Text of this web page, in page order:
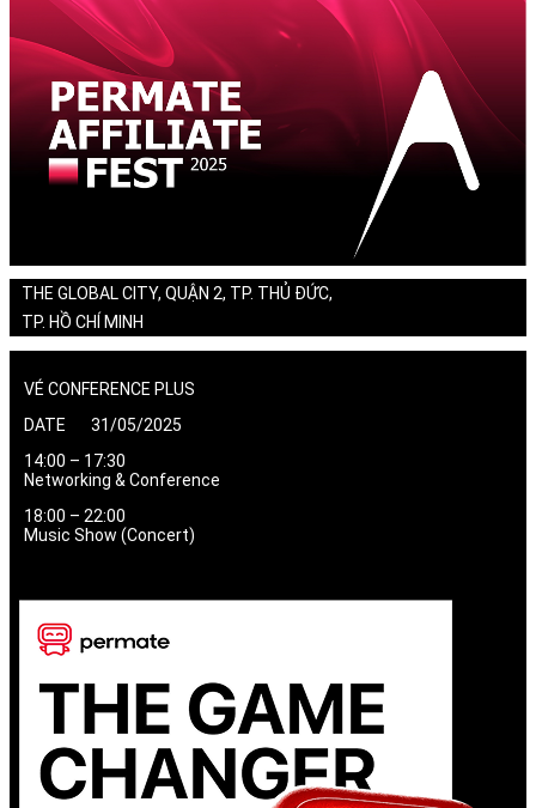
THE GLOBAL CITY, QUẬN 2, TP. THỦ ĐỨC,
TP. HỒ CHÍ MINH
VÉ CONFERENCE PLUS
DATE 31/05/2025
14:00 – 17:30
Networking & Conference
18:00 – 22:00
Music Show (Concert)